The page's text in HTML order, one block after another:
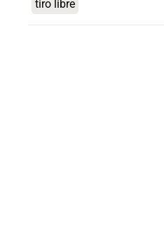
tiro libre